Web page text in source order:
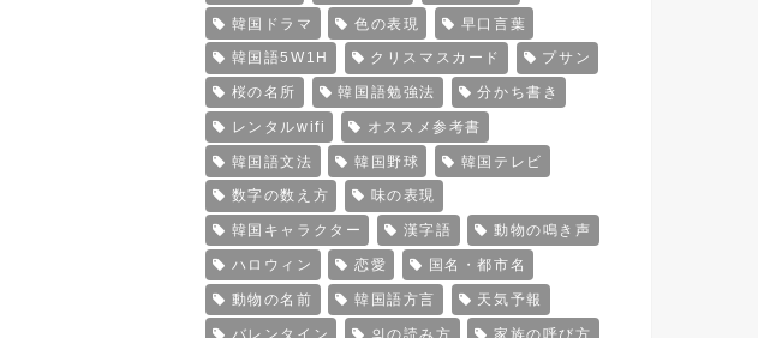
韓国ドラマ 色の表現 早口言葉
韓国語5W1H クリスマスカード プサン
桜の名所 韓国語勉強法 分かち書き
レンタルwifi オススメ参考書
韓国語文法 韓国野球 韓国テレビ
数字の数え方 味の表現
韓国キャラクター 漢字語 動物の鳴き声
ハロウィン 恋愛 国名・都市名
動物の名前 韓国語方言 天気予報
バレンタイン 의の読み方 家族の呼び方